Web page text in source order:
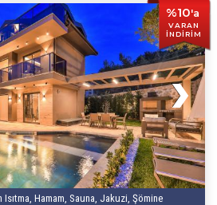
%10'a
VARAN
İNDİRİM
Isıtma, Hamam, Sauna, Jakuzi, Şömine